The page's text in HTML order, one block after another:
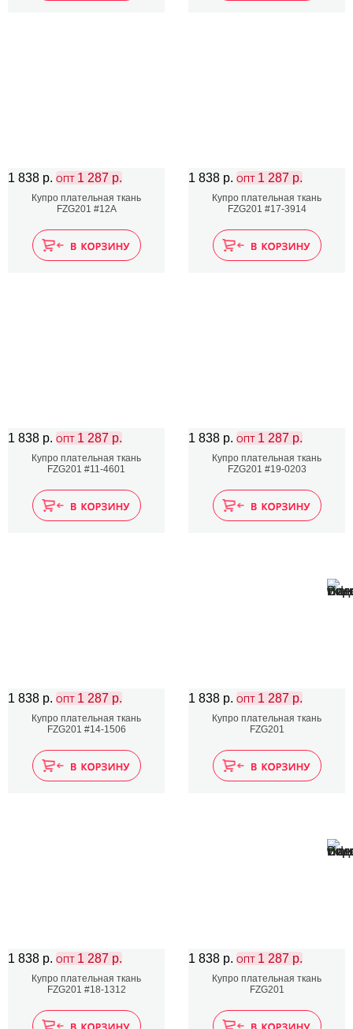
1 838 р. ОПТ 1 287 р.
Купро плательная ткань
FZG201 #12А
1 838 р. ОПТ 1 287 р.
Купро плательная ткань
FZG201 #17-3914
1 838 р. ОПТ 1 287 р.
Купро плательная ткань
FZG201 #11-4601
1 838 р. ОПТ 1 287 р.
Купро плательная ткань
FZG201 #19-0203
1 838 р. ОПТ 1 287 р.
Купро плательная ткань
FZG201 #14-1506
1 838 р. ОПТ 1 287 р.
Купро плательная ткань
FZG201
1 838 р. ОПТ 1 287 р.
Купро плательная ткань
FZG201 #18-1312
1 838 р. ОПТ 1 287 р.
Купро плательная ткань
FZG201